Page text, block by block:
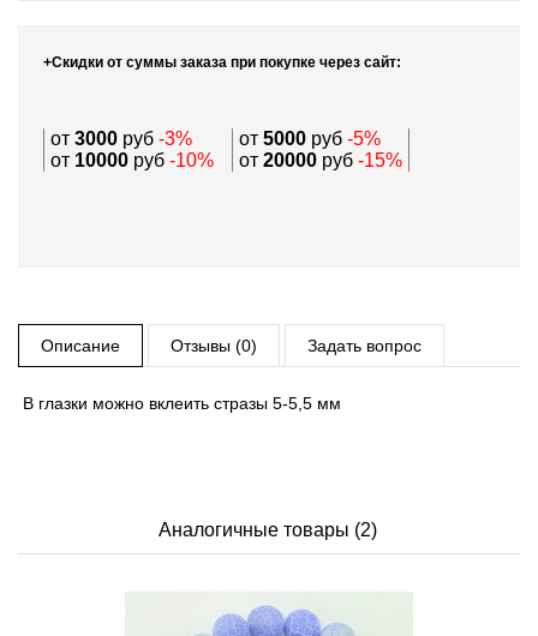
+Скидки от суммы заказа при покупке через сайт:
от 3000 руб -3% от 5000 руб -5%
от 10000 руб -10% от 20000 руб -15%
Описание Отзывы (0) Задать вопрос
В глазки можно вклеить стразы 5-5,5 мм
Аналогичные товары (2)